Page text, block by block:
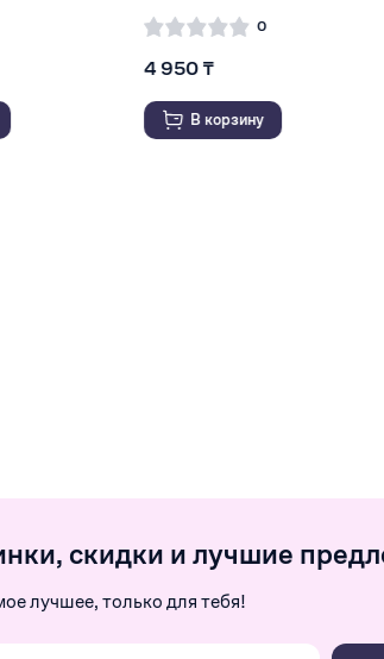
3 730 ₸
В корзину
скидки и лучшие
лучшее, только для тебя!